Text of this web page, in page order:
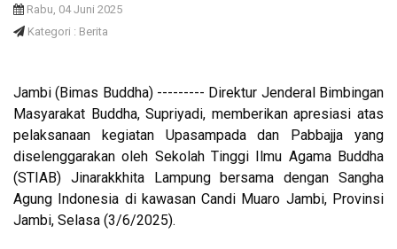
Rabu, 04 Juni 2025
Kategori : Berita
Jambi (Bimas Buddha) --------- Direktur Jenderal Bimbingan
Masyarakat Buddha, Supriyadi, memberikan apresiasi atas
pelaksanaan kegiatan Upasampada dan Pabbajja yang
diselenggarakan oleh Sekolah Tinggi Ilmu Agama Buddha
(STIAB) Jinarakkhita Lampung bersama dengan Sangha
Agung Indonesia di kawasan Candi Muaro Jambi, Provinsi
Jambi, Selasa (3/6/2025).